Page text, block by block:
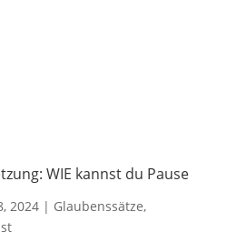
WIE kannst du Pause
2024| Glaubenssätze,